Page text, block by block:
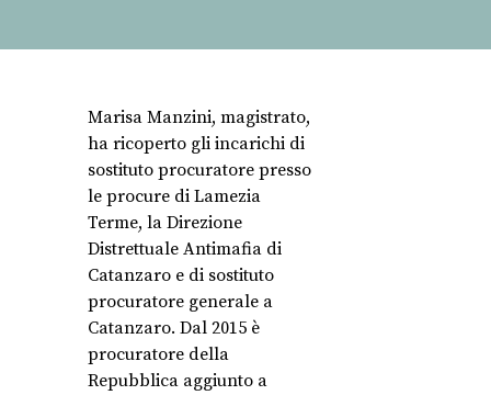
Marisa Manzini, magistrato,
ha ricoperto gli incarichi di
sostituto procuratore presso
le procure di Lamezia
Terme, la Direzione
Distrettuale Antimafia di
Catanzaro e di sostituto
procuratore generale a
Catanzaro. Dal 2015 è
procuratore della
Repubblica aggiunto a